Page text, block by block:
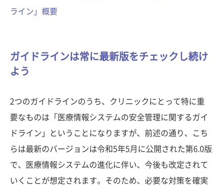
ライン」概要
ガイドラインは常に最新版をチェックし続け
よう
2つのガイドラインのうち、クリニックにとって特に重
要なものは「医療情報システムの安全管理に関するガイ
ドライン」ということになりますが、前述の通り、こち
らは最新のバージョンは令和5年5月に公開された第6.0版
で、医療情報システムの進化に伴い、今後も改定されて
いくことが想定されます。そのため、必要な対策を確実